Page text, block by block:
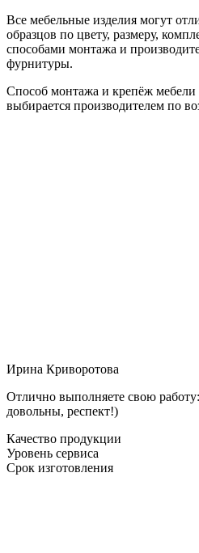
Все мебельные изделия могут
образцов по цвету, размеру,
способами монтажа и
фурнитуры.
Способ монтажа и крепёж мебели
выбирается производителем по
Ирина Криворотова
Отлично выполняете свою
довольны, респект!)
Качество продукции
Уровень сервиса
Срок изготовления